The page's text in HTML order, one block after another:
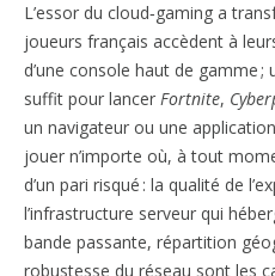
L’essor du cloud‑gaming a
joueurs français accèdent à
d’une console haut de gamme
suffit pour lancer Fortnite,
un navigateur ou une
jouer n’importe où, à tout
d’un pari risqué : la qualité de
l’infrastructure serveur qui
bande passante, répartition
robustesse du réseau sont les